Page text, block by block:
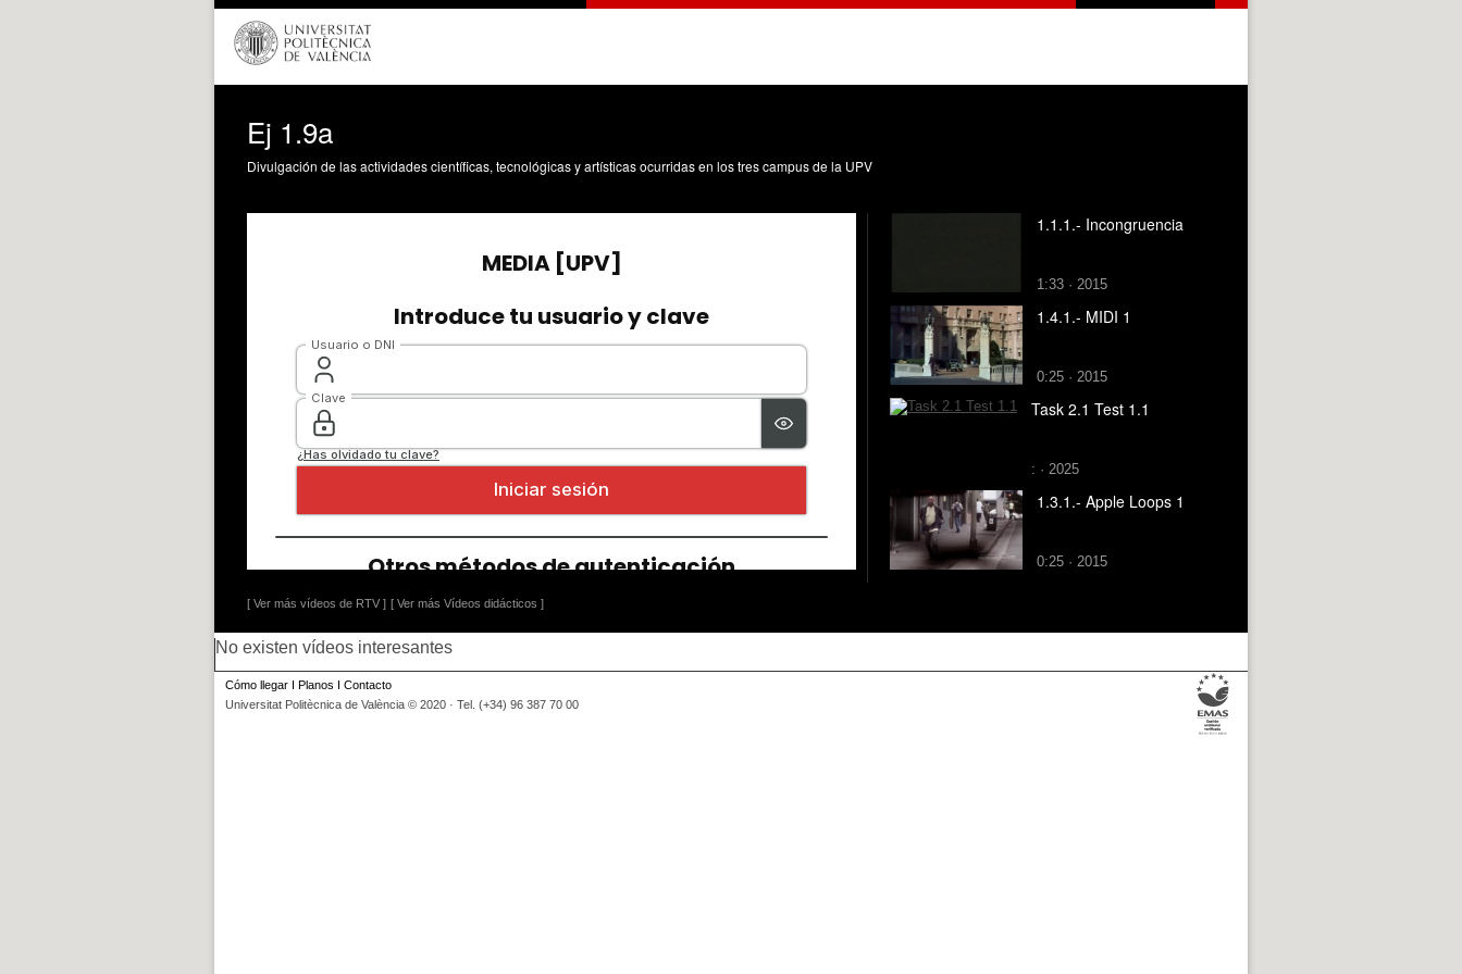
Ej 1.9a
Divulgación de las actividades científicas, tecnológicas y artísticas ocurridas en los tres campus de la UPV
[ Ver más vídeos de RTV ] [ Ver más Vídeos didácticos ]
1.1.1.- Incongruencia
1:33 · 2015
1.4.1.- MIDI 1
0:25 · 2015
Task 2.1 Test 1.1
: · 2025
1.3.1.- Apple Loops 1
0:25 · 2015
No existen vídeos interesantes
Cómo llegar I Planos I Contacto
Universitat Politècnica de València © 2020 · Tel. (+34) 96 387 70 00